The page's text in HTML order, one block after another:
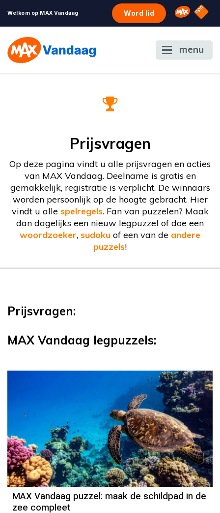
Welkom op MAX Vandaag Word lid Omroep
NPO
menu
Prijsvragen
Op deze pagina vindt u alle prijsvragen en acties
van MAX Vandaag. Deelname is gratis en
gemakkelijk, registratie is verplicht. De winnaars
worden persoonlijk op de hoogte gebracht. Hier
vindt u alle spelregels. Fan van puzzelen? Maak
dan dagelijks een nieuw legpuzzel of doe een
woordzoeker, sudoku of een van de andere
puzzels!
Prijsvragen:
MAX Vandaag legpuzzels:
MAX Vandaag puzzel: maak de schildpad in de
zee compleet